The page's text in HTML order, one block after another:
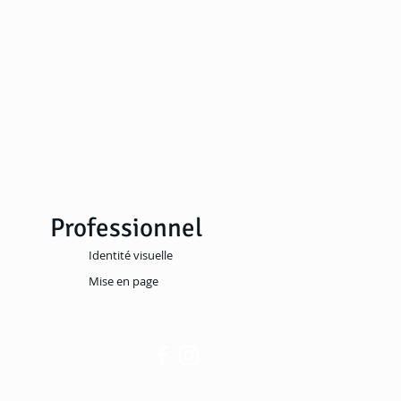
Professionnel
Identité visuelle
Mise en page